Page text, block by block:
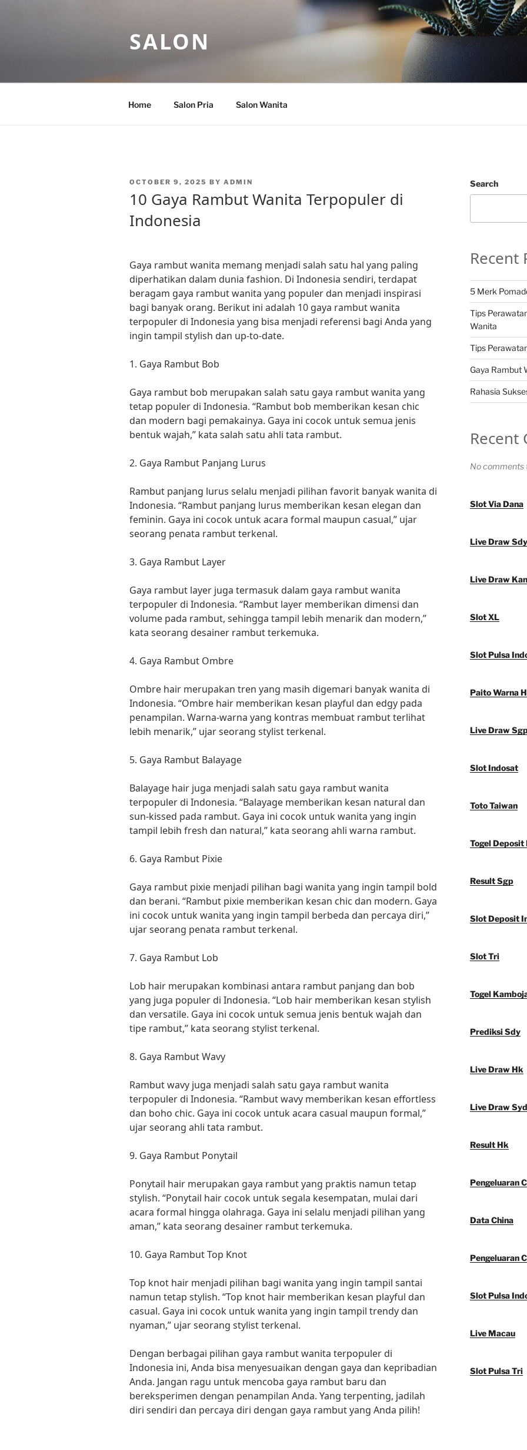
SALON
Home Salon Pria Salon Wanita
POSTED
OCTOBER 9, 2025 BY ADMIN
10 Gaya Rambut Wanita Terpopuler di
Indonesia
Gaya rambut wanita memang menjadi salah satu hal yang paling
diperhatikan dalam dunia fashion. Di Indonesia sendiri, terdapat
beragam gaya rambut wanita yang populer dan menjadi inspirasi
bagi banyak orang. Berikut ini adalah 10 gaya rambut wanita
terpopuler di Indonesia yang bisa menjadi referensi bagi Anda yang
ingin tampil stylish dan up-to-date.
1. Gaya Rambut Bob
Gaya rambut bob merupakan salah satu gaya rambut wanita yang
tetap populer di Indonesia. “Rambut bob memberikan kesan chic
dan modern bagi pemakainya. Gaya ini cocok untuk semua jenis
bentuk wajah,” kata salah satu ahli tata rambut.
2. Gaya Rambut Panjang Lurus
Rambut panjang lurus selalu menjadi pilihan favorit banyak wanita di
Indonesia. “Rambut panjang lurus memberikan kesan elegan dan
feminin. Gaya ini cocok untuk acara formal maupun casual,” ujar
seorang penata rambut terkenal.
3. Gaya Rambut Layer
Gaya rambut layer juga termasuk dalam gaya rambut wanita
terpopuler di Indonesia. “Rambut layer memberikan dimensi dan
volume pada rambut, sehingga tampil lebih menarik dan modern,”
kata seorang desainer rambut terkemuka.
4. Gaya Rambut Ombre
Ombre hair merupakan tren yang masih digemari banyak wanita di
Indonesia. “Ombre hair memberikan kesan playful dan edgy pada
penampilan. Warna-warna yang kontras membuat rambut terlihat
lebih menarik,” ujar seorang stylist terkenal.
5. Gaya Rambut Balayage
Balayage hair juga menjadi salah satu gaya rambut wanita
terpopuler di Indonesia. “Balayage memberikan kesan natural dan
sun-kissed pada rambut. Gaya ini cocok untuk wanita yang ingin
tampil lebih fresh dan natural,” kata seorang ahli warna rambut.
6. Gaya Rambut Pixie
Gaya rambut pixie menjadi pilihan bagi wanita yang ingin tampil bold
dan berani. “Rambut pixie memberikan kesan chic dan modern. Gaya
ini cocok untuk wanita yang ingin tampil berbeda dan percaya diri,”
ujar seorang penata rambut terkenal.
7. Gaya Rambut Lob
Lob hair merupakan kombinasi antara rambut panjang dan bob
yang juga populer di Indonesia. “Lob hair memberikan kesan stylish
dan versatile. Gaya ini cocok untuk semua jenis bentuk wajah dan
tipe rambut,” kata seorang stylist terkenal.
8. Gaya Rambut Wavy
Rambut wavy juga menjadi salah satu gaya rambut wanita
terpopuler di Indonesia. “Rambut wavy memberikan kesan effortless
dan boho chic. Gaya ini cocok untuk acara casual maupun formal,”
ujar seorang ahli tata rambut.
9. Gaya Rambut Ponytail
Ponytail hair merupakan gaya rambut yang praktis namun tetap
stylish. “Ponytail hair cocok untuk segala kesempatan, mulai dari
acara formal hingga olahraga. Gaya ini selalu menjadi pilihan yang
aman,” kata seorang desainer rambut terkemuka.
10. Gaya Rambut Top Knot
Top knot hair menjadi pilihan bagi wanita yang ingin tampil santai
namun tetap stylish. “Top knot hair memberikan kesan playful dan
casual. Gaya ini cocok untuk wanita yang ingin tampil trendy dan
nyaman,” ujar seorang stylist terkenal.
Dengan berbagai pilihan gaya rambut wanita terpopuler di
Indonesia ini, Anda bisa menyesuaikan dengan gaya dan kepribadian
Anda. Jangan ragu untuk mencoba gaya rambut baru dan
bereksperimen dengan penampilan Anda. Yang terpenting, jadilah
diri sendiri dan percaya diri dengan gaya rambut yang Anda pilih!
Search
Recent
5 Merk
Tips
Wanita
Tips
Gaya Rambut
Rahasia
Recent
No comments
Slot Via Dana
Live Draw Sdy
Live Draw
Slot XL
Slot Pulsa
Paito Warna
Live Draw
Slot Indosat
Toto Taiwan
Togel Deposit
Result Sgp
Slot Deposit
Slot Tri
Togel
Prediksi Sdy
Live Draw Hk
Live Draw
Result Hk
Pengeluaran
Data China
Pengeluaran
Slot Pulsa
Live Macau
Slot Pulsa Tri